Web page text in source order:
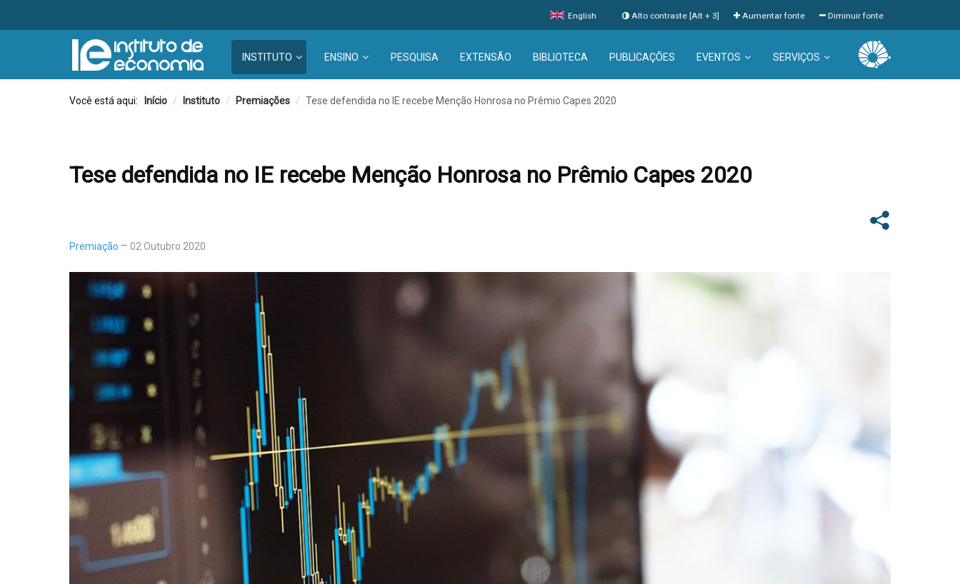
English Diminuir fonte
Aumentar fonte
Alto contraste [Alt + 3]
INSTITUTO ENSINO PESQUISA EXTENSÃO BIBLIOTECA PUBLICAÇÕES EVENTOS SERVIÇOS
Você está aqui: Início / Instituto / Premiações / Tese defendida no IE recebe Menção Honrosa no Prêmio Capes 2020
Tese defendida no IE recebe Menção Honrosa no Prêmio Capes 2020
Premiação 02 Outubro 2020